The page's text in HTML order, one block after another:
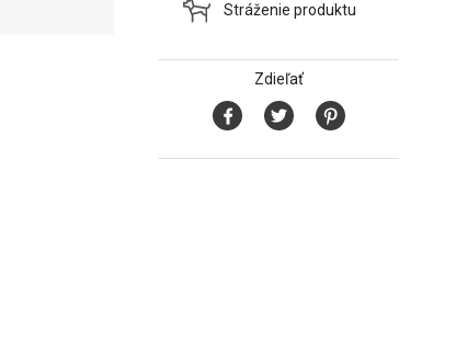
Stráženie produktu
Zdieľať